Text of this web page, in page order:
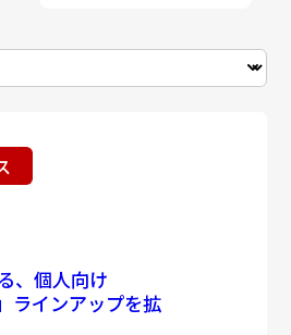
、個人向け
ラインアップを拡